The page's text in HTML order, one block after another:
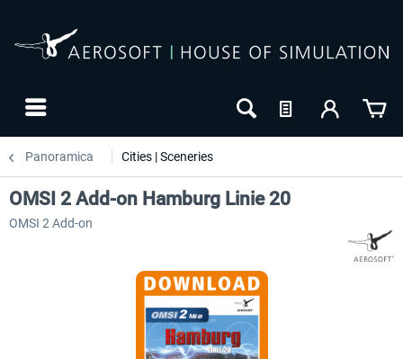
Panoramica Cities | Sceneries
OMSI 2 Add-on Hamburg Linie 20
OMSI 2 Add-on